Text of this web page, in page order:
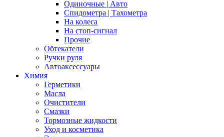
Одиночные | Авто
Спидометра | Тахометра
На колеса
На стоп-сигнал
Прочие
Обтекатели
Ручки руля
Автоаксессуары
Химия
Герметики
Масла
Очистители
Смазки
Тормозные жидкости
Уход и косметика